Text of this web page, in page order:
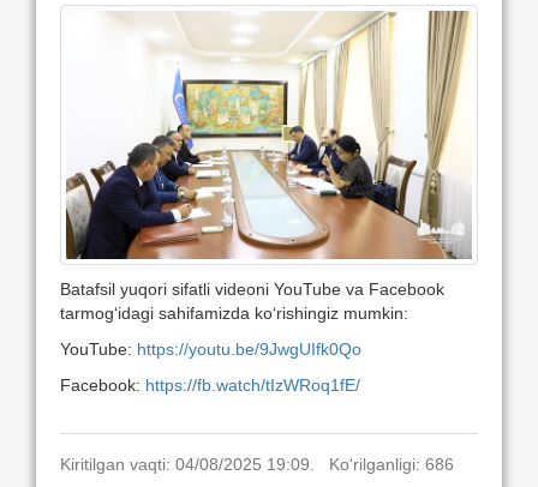
Batafsil yuqori sifatli videoni YouTube va Facebook
tarmog‘idagi sahifamizda ko‘rishingiz mumkin:
YouTube: https://youtu.be/9JwgUIfk0Qo
Facebook: https://fb.watch/tIzWRoq1fE/
Kiritilgan vaqti: 04/08/2025 19:09. Ko‘rilganligi: 686